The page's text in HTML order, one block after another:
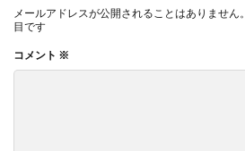
メールアドレスが公開されることはありません。
目です
コメント ※